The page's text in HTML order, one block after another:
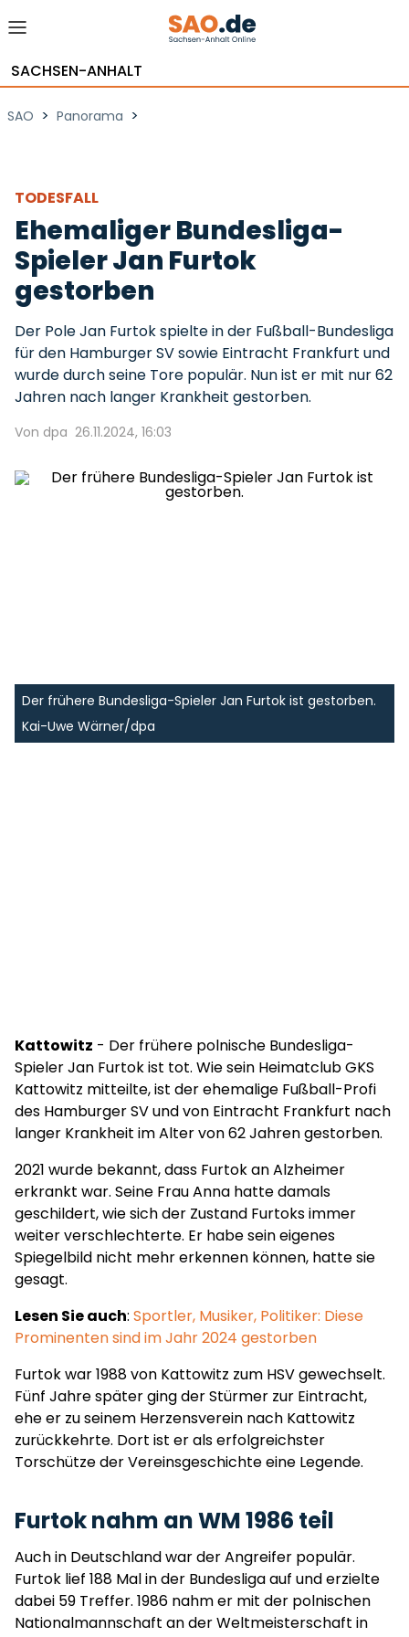
SACHSEN-ANHALT
SAO > Panorama >
TODESFALL
Ehemaliger Bundesliga-
Spieler Jan Furtok
gestorben
Der Pole Jan Furtok spielte in der Fußball-Bundesliga
für den Hamburger SV sowie Eintracht Frankfurt und
wurde durch seine Tore populär. Nun ist er mit nur 62
Jahren nach langer Krankheit gestorben.
Von dpa 26.11.2024, 16:03
Der frühere Bundesliga-Spieler Jan Furtok ist gestorben.
Kai-Uwe Wärner/dpa
Kattowitz - Der frühere polnische Bundesliga-
Spieler Jan Furtok ist tot. Wie sein Heimatclub GKS
Kattowitz mitteilte, ist der ehemalige Fußball-Profi
des Hamburger SV und von Eintracht Frankfurt nach
langer Krankheit im Alter von 62 Jahren gestorben.
2021 wurde bekannt, dass Furtok an Alzheimer
erkrankt war. Seine Frau Anna hatte damals
geschildert, wie sich der Zustand Furtoks immer
weiter verschlechterte. Er habe sein eigenes
Spiegelbild nicht mehr erkennen können, hatte sie
gesagt.
Lesen Sie auch: Sportler, Musiker, Politiker: Diese
Prominenten sind im Jahr 2024 gestorben
Furtok war 1988 von Kattowitz zum HSV gewechselt.
Fünf Jahre später ging der Stürmer zur Eintracht,
ehe er zu seinem Herzensverein nach Kattowitz
zurückkehrte. Dort ist er als erfolgreichster
Torschütze der Vereinsgeschichte eine Legende.
Furtok nahm an WM 1986 teil
Auch in Deutschland war der Angreifer populär.
Furtok lief 188 Mal in der Bundesliga auf und erzielte
dabei 59 Treffer. 1986 nahm er mit der polnischen
Nationalmannschaft an der Weltmeisterschaft in